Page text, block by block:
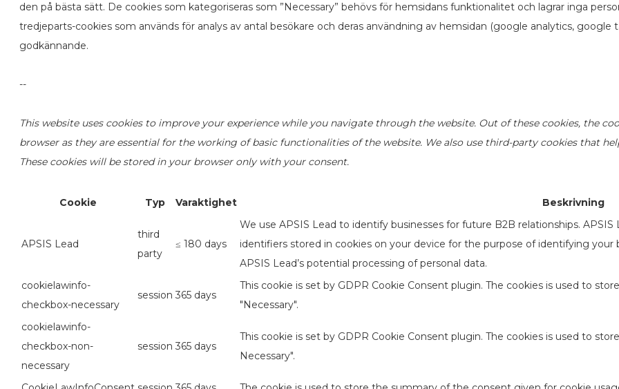
den på bästa sätt. De cookies som kategoriseras som ”Necessary” behövs för hemsidans funktionalitet och lagrar inga
tredjeparts-cookies som används för analys av antal besökare och deras användning av hemsidan (google analytics,
godkännande.
--
This website uses cookies to improve your experience while you navigate through the website. Out of these cookies, the
browser as they are essential for the working of basic functionalities of the website. We also use third-party cookies that
These cookies will be stored in your browser only with your consent.
Cookie Typ Varaktighet Beskrivning
APSIS Lead
third
party
≤ 180 days
We use APSIS Lead to identify businesses for future B2B relationships.
identifiers stored in cookies on your device for the purpose of identifying
APSIS Lead’s potential processing of personal data.
cookielawinfo-
checkbox-necessary
session 365 days
This cookie is set by GDPR Cookie Consent plugin. The cookies is used to
"Necessary".
cookielawinfo-
checkbox-non-
necessary
session 365 days
This cookie is set by GDPR Cookie Consent plugin. The cookies is used to
Necessary".